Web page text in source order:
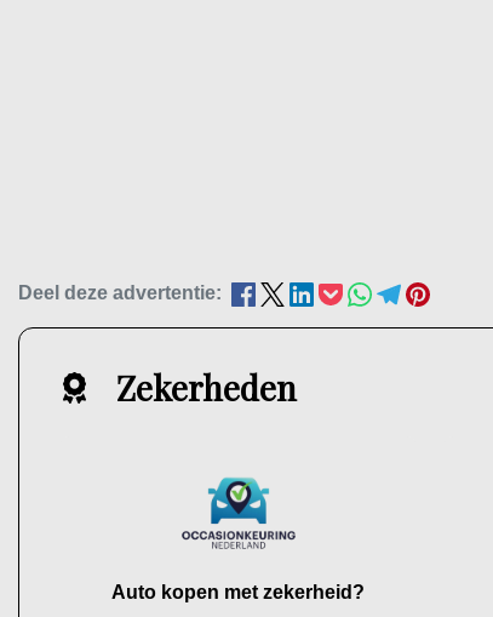
Deel deze advertentie:
Zekerheden
Auto kopen met zekerheid?